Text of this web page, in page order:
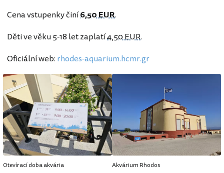
Cena vstupenky činí6,50 EUR.
Děti ve věku 5-18 let zaplatí4,50 EUR.
Oficiální web: rhodes-aquarium.hcmr.gr
Otevírací doba akvária Akvárium Rhodos